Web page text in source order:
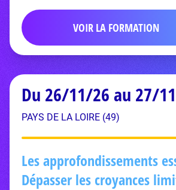
VOIR LA FORMATION
Du 26/11/26 au 27/
PAYS DE LA LOIRE (49)
Les approfondissements
Dépasser les croyances